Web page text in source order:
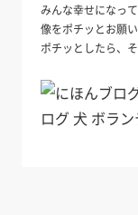
みんな幸せになっ
像をポチッとお願
ポチッとしたら、